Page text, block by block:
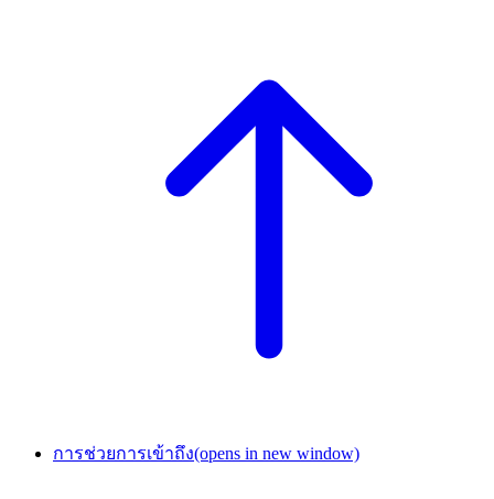
การช่วยการเข้าถึง(opens in new window)